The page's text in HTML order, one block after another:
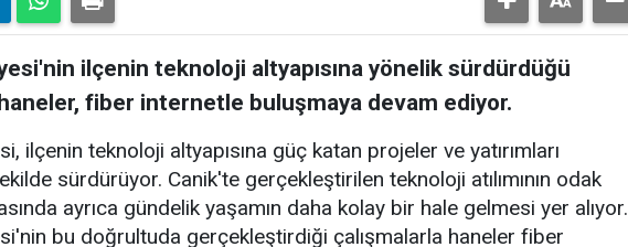
ilçenin teknoloji altyapısına yönelik sürdürdüğü
fiber internetle buluşmaya devam ediyor.
ilçenin teknoloji altyapısına güç katan projeler ve yatırımları
sürdürüyor. Canik'te gerçekleştirilen teknoloji atılımının odak
ayrıca gündelik yaşamın daha kolay bir hale gelmesi yer alıyor.
bu doğrultuda gerçekleştirdiği çalışmalarla haneler fiber